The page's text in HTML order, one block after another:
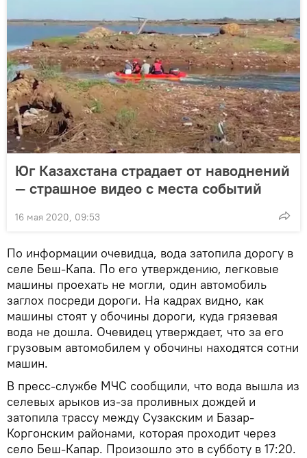
Юг Казахстана страдает от наводнений
— страшное видео с места событий
16 мая 2020, 09:53
По информации очевидца, вода затопила дорогу в
селе Беш-Капа. По его утверждению, легковые
машины проехать не могли, один автомобиль
заглох посреди дороги. На кадрах видно, как
машины стоят у обочины дороги, куда грязевая
вода не дошла. Очевидец утверждает, что за его
грузовым автомобилем у обочины находятся сотни
машин.
В пресс-службе МЧС сообщили, что вода вышла из
селевых арыков из-за проливных дождей и
затопила трассу между Сузакским и Базар-
Коргонским районами, которая проходит через
село Беш-Капар. Произошло это в субботу в 17:20.